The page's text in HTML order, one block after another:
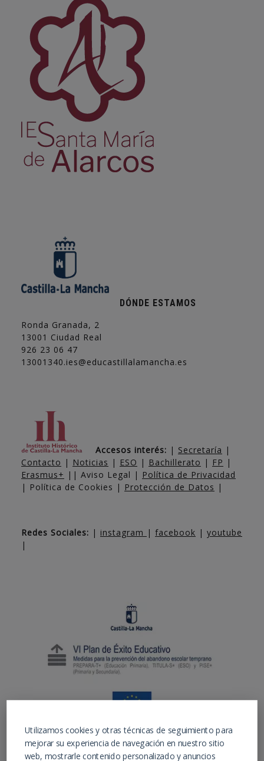
DÓNDE ESTAMOS
Ronda Granada, 2
13001 Ciudad Real
926 23 06 47
13001340.ies@educastillalamancha.es
Accesos interés: | Secretaría |
Contacto | Noticias | ESO | Bachillerato | FP |
Erasmus+ || Aviso Legal | Política de Privacidad
| Política de Cookies | Protección de Datos |
Redes Sociales: | instagram | facebook | youtube
|
Utilizamos cookies y otras técnicas de seguimiento para
mejorar su experiencia de navegación en nuestro sitio
web, mostrarle contenido personalizado y anuncios